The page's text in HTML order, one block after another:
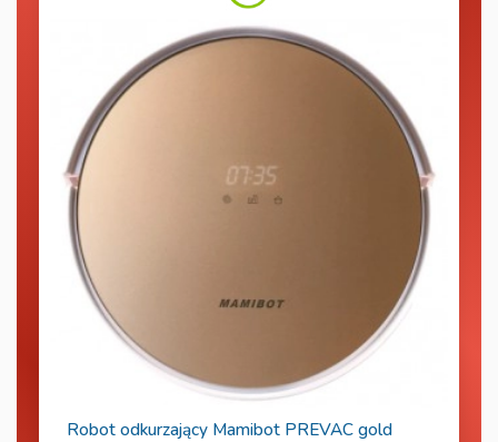
Robot odkurzający Mamibot PREVAC gold